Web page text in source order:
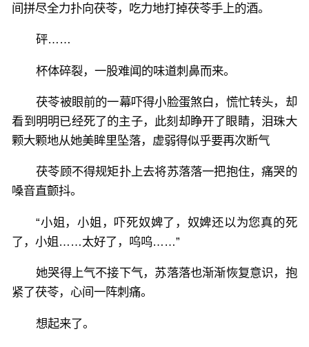
间拼尽全力扑向茯苓，吃力地打掉茯苓手上的酒。
砰……
杯体碎裂，一股难闻的味道刺鼻而来。
茯苓被眼前的一幕吓得小脸蛋煞白，慌忙转头，却
看到明明已经死了的主子，此刻却睁开了眼睛，泪珠大
颗大颗地从她美眸里坠落，虚弱得似乎要再次断气
茯苓顾不得规矩扑上去将苏落落一把抱住，痛哭的
嗓音直颤抖。
“小姐，小姐，吓死奴婢了，奴婢还以为您真的死
了，小姐……太好了，呜呜……”
她哭得上气不接下气，苏落落也渐渐恢复意识，抱
紧了茯苓，心间一阵刺痛。
想起来了。